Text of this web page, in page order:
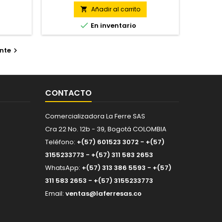
o taller.
 Añadir al carrito
 En inventario

CONTACTO
Comercializadora La Ferre SAS
Cra 22 No. 12b - 39, Bogotá COLOMBIA
Teléfono: +(57) 601523 3072 - +(57)
3155233773 - +(57) 311 583 2653
WhatsApp: +(57) 313 386 5593 - +(57)
311 583 2653 - +(57) 3155233773
Email: ventas@laferresas.co